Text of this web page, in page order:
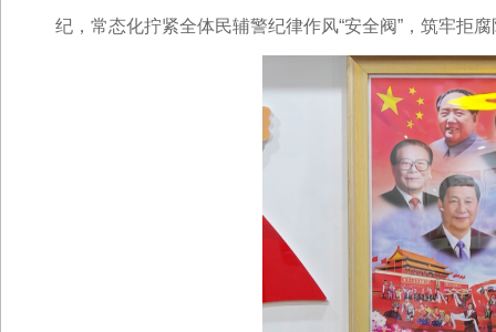
纪，常态化拧紧全体民辅警纪律作风“安全阀”，筑牢拒